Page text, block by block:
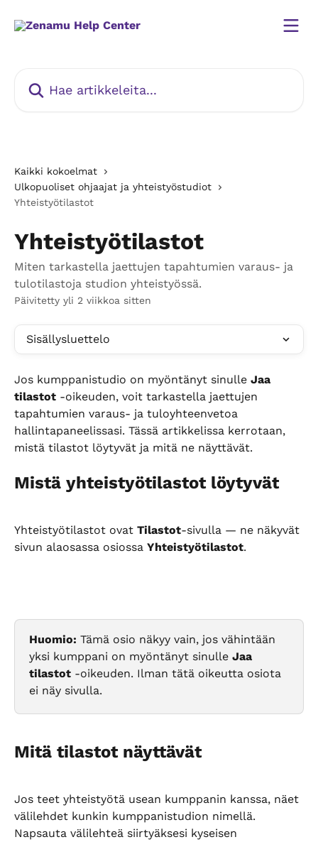
Kaikki kokoelmat
Ulkopuoliset ohjaajat ja yhteistyöstudiot
Yhteistyötilastot
Yhteistyötilastot
Miten tarkastella jaettujen tapahtumien varaus- ja
tulotilastoja studion yhteistyössä.
Päivitetty yli 2 viikkoa sitten
Sisällysluettelo
Jos kumppanistudio on myöntänyt sinulle Jaa
tilastot -oikeuden, voit tarkastella jaettujen
tapahtumien varaus- ja tuloyhteenvetoa
hallintapaneelissasi. Tässä artikkelissa kerrotaan,
mistä tilastot löytyvät ja mitä ne näyttävät.
Mistä yhteistyötilastot löytyvät
Yhteistyötilastot ovat Tilastot-sivulla — ne näkyvät
sivun alaosassa osiossa Yhteistyötilastot.
Huomio: Tämä osio näkyy vain, jos vähintään
yksi kumppani on myöntänyt sinulle Jaa
tilastot -oikeuden. Ilman tätä oikeutta osiota
ei näy sivulla.
Mitä tilastot näyttävät
Jos teet yhteistyötä usean kumppanin kanssa, näet
välilehdet kunkin kumppanistudion nimellä.
Napsauta välilehteä siirtyäksesi kyseisen